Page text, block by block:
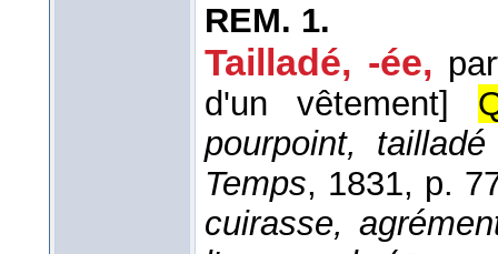
REM. 1.
Tailladé, -ée,
d'un vêtement]
pourpoint,
Temps, 1831, p.
cuirasse,